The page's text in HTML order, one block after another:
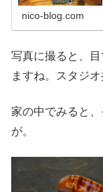
nico-blog.com
写真に撮ると、
ますね。スタジ
家の中でみると
が。